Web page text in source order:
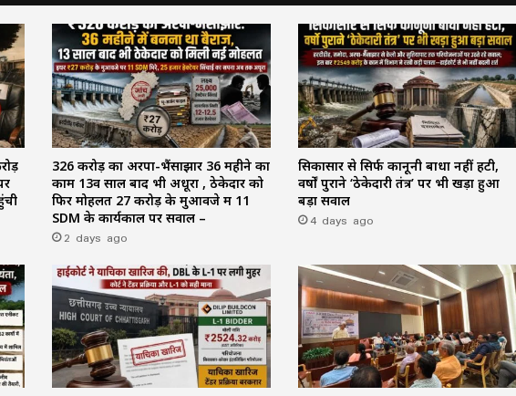
₹326 करोड़ का अरपा-भैंसाझार 36 महीने का
काम 13वें साल बाद भी अधूरा , ठेकेदार को
फिर मोहलत ₹27 करोड़ के मुआवजे में 11
SDM के कार्यकाल पर सवाल –
2 days ago
सिकासार से सिर्फ कानूनी बाधा नहीं हटी,
वर्षों पुराने ‘ठेकेदारी तंत्र’ पर भी खड़ा हुआ
बड़ा सवाल
4 days ago